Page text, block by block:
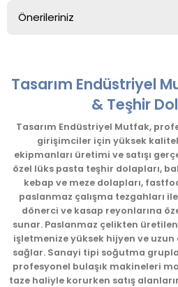
Önerileriniz
kullanarak tarafımıza iletebilirsiniz.
Görüş ve önerileriniz için teşekkür
Ürün resmi kalitesiz, bozuk veya
Ürün açıklamasında eksik bilgiler
Ürün bilgilerinde hatalar bulunuyor.
Ürün fiyatı diğer sitelerden daha
Bu ürüne benzer farklı alternatifler
Tasarım Endüstriyel
& Teşhir
Tasarım Endüstriyel Mutfak,
girişimciler için yüksek
ekipmanları üretimi ve satışı
özel lüks pasta teşhir dolapları,
kebap ve meze dolapları,
paslanmaz çalışma tezgahları
dönerci ve kasap reyonlarına
sunar. Paslanmaz çelikten üretilen
işletmenize yüksek hijyen ve
sağlar. Sanayi tipi soğutma
profesyonel bulaşık makineleri
taze haliyle korurken satış